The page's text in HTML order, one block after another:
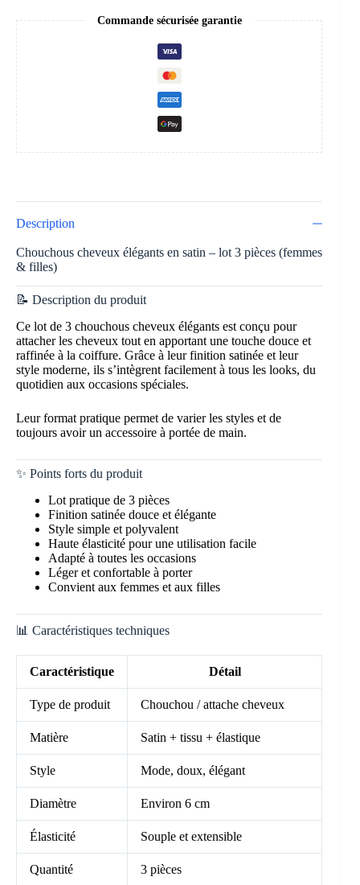
Commande sécurisée garantie
Description
Chouchous cheveux élégants en satin – lot 3 pièces (femmes
& filles)
📝 Description du produit
Ce lot de 3 chouchous cheveux élégants est conçu pour
attacher les cheveux tout en apportant une touche douce et
raffinée à la coiffure. Grâce à leur finition satinée et leur
style moderne, ils s’intègrent facilement à tous les looks, du
quotidien aux occasions spéciales.
Leur format pratique permet de varier les styles et de
toujours avoir un accessoire à portée de main.
✨ Points forts du produit
Lot pratique de 3 pièces
Finition satinée douce et élégante
Style simple et polyvalent
Haute élasticité pour une utilisation facile
Adapté à toutes les occasions
Léger et confortable à porter
Convient aux femmes et aux filles
📊 Caractéristiques techniques
Caractéristique Détail
Type de produit Chouchou / attache cheveux
Matière Satin + tissu + élastique
Style Mode, doux, élégant
Diamètre Environ 6 cm
Élasticité Souple et extensible
Quantité 3 pièces